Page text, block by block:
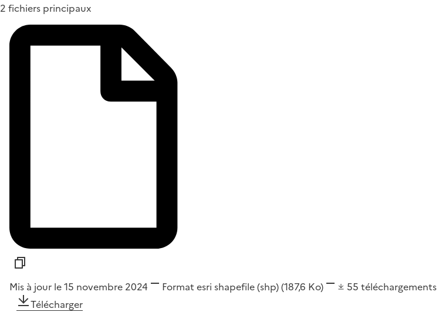
2 fichiers principaux
Mis à jour le 15 novembre 2024 Format esri shapefile (shp)(187,6 Ko) 55 téléchargements
Télécharger